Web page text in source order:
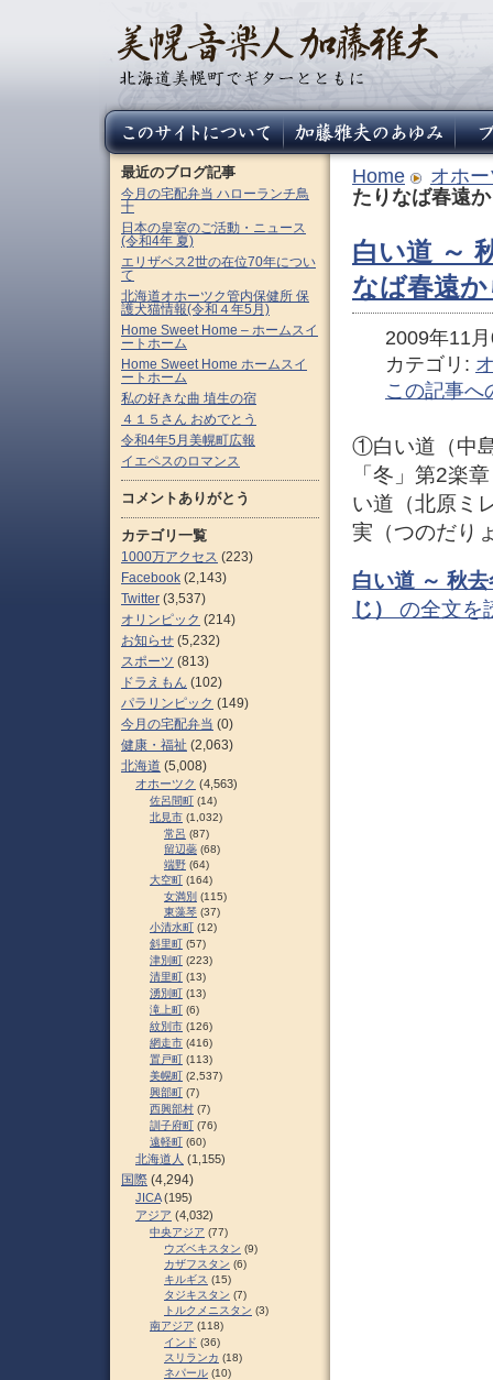
Home
オホ
たりなば春遠
白い道 ～
なば春遠
2009年11
カテゴリ:
この記事へ
①白い道（中
「冬」第2楽
い道（北原ミ
実（つのだり
白い道 ～ 秋
じ）
の全文を
最近のブログ記事
今月の宅配弁当 ハローランチ鳥
十
日本の皇室のご活動・ニュース
(令和4年 夏)
エリザベス2世の在位70年につい
て
北海道オホーツク管内保健所 保
護犬猫情報(令和４年5月)
Home Sweet Home – ホームスイ
ートホーム
Home Sweet Home ホームスイ
ートホーム
私の好きな曲 埴生の宿
４１５さん おめでとう
令和4年5月美幌町広報
イエペスのロマンス
コメントありがとう
カテゴリ一覧
1000万アクセス (223)
Facebook (2,143)
Twitter (3,537)
オリンピック (214)
お知らせ (5,232)
スポーツ (813)
ドラえもん (102)
パラリンピック (149)
今月の宅配弁当 (0)
健康・福祉 (2,063)
北海道 (5,008)
オホーツク (4,563)
佐呂間町 (14)
北見市 (1,032)
常呂 (87)
留辺蘂 (68)
端野 (64)
大空町 (164)
女満別 (115)
東藻琴 (37)
小清水町 (12)
斜里町 (57)
津別町 (223)
清里町 (13)
湧別町 (13)
滝上町 (6)
紋別市 (126)
網走市 (416)
置戸町 (113)
美幌町 (2,537)
興部町 (7)
西興部村 (7)
訓子府町 (76)
遠軽町 (60)
北海道人 (1,155)
国際 (4,294)
JICA(195)
アジア (4,032)
中央アジア (77)
ウズベキスタン (9)
カザフスタン (6)
キルギス (15)
タジキスタン (7)
トルクメニスタン (3)
南アジア (118)
インド (36)
スリランカ (18)
ネパール (10)